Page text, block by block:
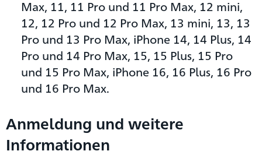
Max, 11, 11 Pro und 11 Pro Max, 12 mini,
12, 12 Pro und 12 Pro Max, 13 mini, 13, 13
Pro und 13 Pro Max, iPhone 14, 14 Plus, 14
Pro und 14 Pro Max, 15, 15 Plus, 15 Pro
und 15 Pro Max, iPhone 16, 16 Plus, 16 Pro
und 16 Pro Max.
Anmeldung und weitere
Informationen